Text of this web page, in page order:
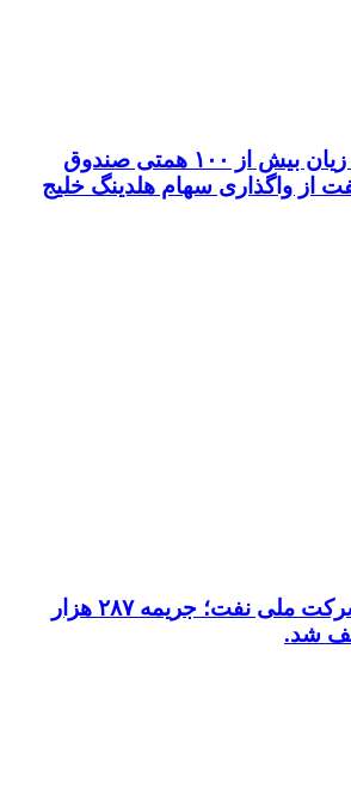
پیگیری جبران زیان بیش از ۱۰۰ همتی صندوق
از واگذاری سهام هلدینگ خلیج
نفس راحت شرکت ملی نفت؛ جریمه ۲۸۷ هزار
شد.